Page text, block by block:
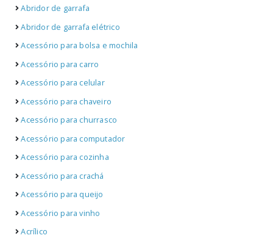
Abridor de garrafa
Abridor de garrafa elétrico
Acessório para bolsa e mochila
Acessório para carro
Acessório para celular
Acessório para chaveiro
Acessório para churrasco
Acessório para computador
Acessório para cozinha
Acessório para crachá
Acessório para queijo
Acessório para vinho
Acrílico